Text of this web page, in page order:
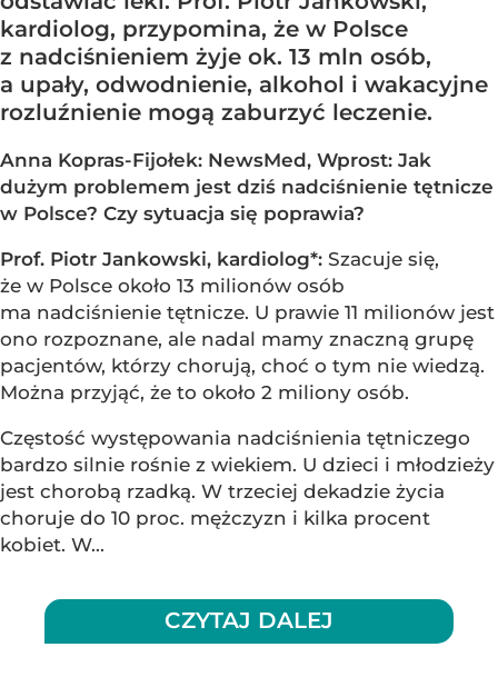
kardiolog, przypomina, że w Polsce
z nadciśnieniem żyje ok. 13 mln osób,
a upały, odwodnienie, alkohol i wakacyjne
rozluźnienie mogą zaburzyć leczenie.
Anna Kopras-Fijołek: NewsMed, Wprost: Jak
dużym problemem jest dziś nadciśnienie tętnicze
w Polsce? Czy sytuacja się poprawia?
Prof. Piotr Jankowski, kardiolog*: Szacuje się,
że w Polsce około 13 milionów osób
ma nadciśnienie tętnicze. U prawie 11 milionów jest
ono rozpoznane, ale nadal mamy znaczną grupę
pacjentów, którzy chorują, choć o tym nie wiedzą.
Można przyjąć, że to około 2 miliony osób.
Częstość występowania nadciśnienia tętniczego
bardzo silnie rośnie z wiekiem. U dzieci i młodzieży
jest chorobą rzadką. W trzeciej dekadzie życia
choruje do 10 proc. mężczyzn i kilka procent
kobiet. W...
CZYTAJ DALEJ